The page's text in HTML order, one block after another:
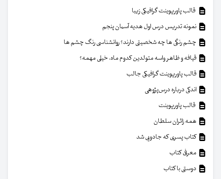
قالب پاورپوینت گرافیکی زیبا
نمونه تدریس درس اول هدیه آسمان پنجم
چشم رنگی ها چه شخصیتی دارند؟ روانشناسی رنگ چشم ها
قیافه و ظاهر واسه متولدین کدوم ماه، خیلی مهمه؟
قالب پاورپوینت گرافیکی جالب
اندکی درباره درس‌پژوهی
قالب پاورپوینت
همه زائران سلطان
کتاب پسری که جادویی شد
معرفی کتاب
دوستی با کتاب